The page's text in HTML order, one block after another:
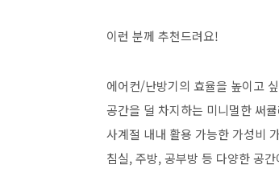
이런 분께 추천드려요!
에어컨/난방기의 효율을 높이고
공간을 덜 차지하는 미니멀한 써
사계절 내내 활용 가능한 가성비
침실, 주방, 공부방 등 다양한 공